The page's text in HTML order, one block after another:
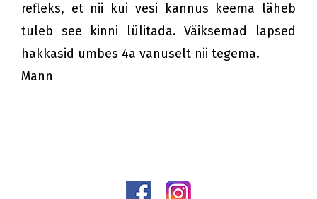
refleks, et nii kui vesi kannus keema läheb
tuleb see kinni lülitada. Väiksemad lapsed
hakkasid umbes 4a vanuselt nii tegema.
Mann
FacebookInstagram